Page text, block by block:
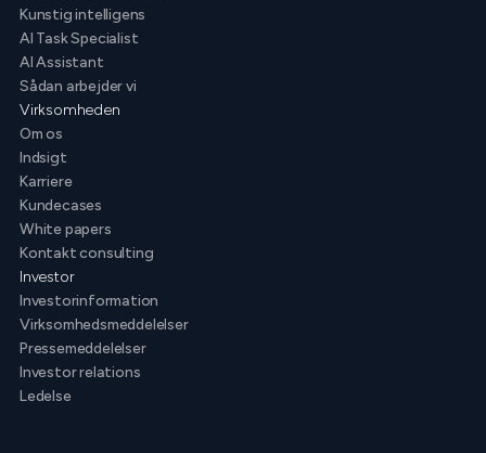
Kunstig intelligens
AI Task Specialist
AI Assistant
Sådan arbejder vi
Virksomheden
Om os
Indsigt
Karriere
Kundecases
White papers
Kontakt consulting
Investor
Investorinformation
Virksomhedsmeddelelser
Pressemeddelelser
Investor relations
Ledelse